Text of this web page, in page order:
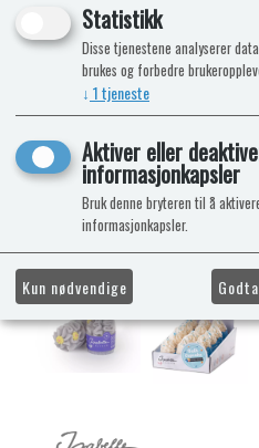
Statistikk
Disse tjenestene analyserer
brukes og forbedre
↓ 1tjeneste
Aktiver eller
informasjonkapsler
Bruk denne bryteren til å
informasjonkapsler.
Kun nødvendige